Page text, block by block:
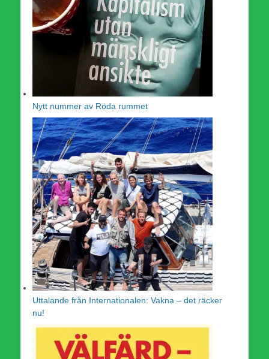
Nytt nummer av Röda rummet
Uttalande från Internationalen: Vakna – det räcker
nu!